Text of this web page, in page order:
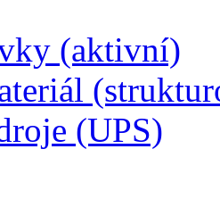
(aktivní)
(UPS)